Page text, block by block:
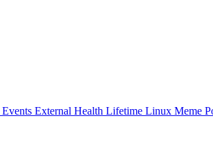
Events External Health Lifetime Linux Meme